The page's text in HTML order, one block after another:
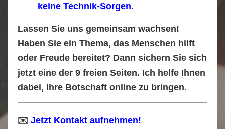
keine Technik-Sorgen.
Lassen Sie uns gemeinsam wachsen!
Haben Sie ein Thema, das Menschen hilft
oder Freude bereitet? Dann sichern Sie sich
jetzt eine der 9 freien Seiten. Ich helfe Ihnen
dabei, Ihre Botschaft online zu bringen.
✉️ Jetzt Kontakt aufnehmen!